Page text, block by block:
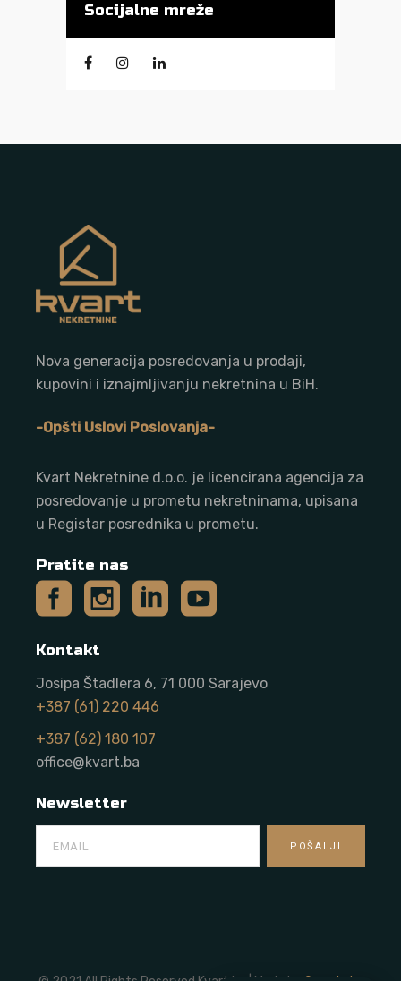
Socijalne mreže
Nova generacija posredovanja u prodaji,
kupovini i iznajmljivanju nekretnina u BiH.
-Opšti Uslovi Poslovanja-
Kvart Nekretnine d.o.o. je licencirana agencija za
posredovanje u prometu nekretninama, upisana
u Registar posrednika u prometu.
Pratite nas
Kontakt
Josipa Štadlera 6, 71 000 Sarajevo
+387 (61) 220 446
+387 (62) 180 107
office@kvart.ba
Newsletter